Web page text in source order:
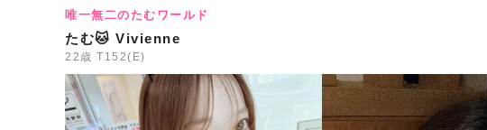
唯一無二のたむワールド
たむ🐱 Vivienne
22歳 T152(E)